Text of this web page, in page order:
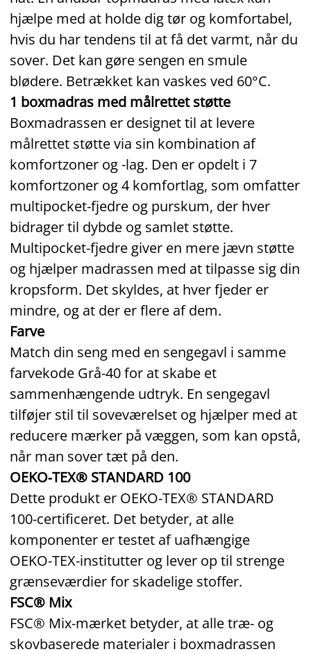
hjælpe med at holde dig tør og komfortabel,
hvis du har tendens til at få det varmt, når du
sover. Det kan gøre sengen en smule
blødere. Betrækket kan vaskes ved 60°C.
1 boxmadras med målrettet støtte
Boxmadrassen er designet til at levere
målrettet støtte via sin kombination af
komfortzoner og -lag. Den er opdelt i 7
komfortzoner og 4 komfortlag, som omfatter
multipocket‑fjedre og purskum, der hver
bidrager til dybde og samlet støtte.
Multipocket‑fjedre giver en mere jævn støtte
og hjælper madrassen med at tilpasse sig din
kropsform. Det skyldes, at hver fjeder er
mindre, og at der er flere af dem.
Farve
Match din seng med en sengegavl i samme
farvekode Grå‑40 for at skabe et
sammenhængende udtryk. En sengegavl
tilføjer stil til soveværelset og hjælper med at
reducere mærker på væggen, som kan opstå,
når man sover tæt på den.
OEKO‑TEX® STANDARD 100
Dette produkt er OEKO‑TEX® STANDARD
100‑certificeret. Det betyder, at alle
komponenter er testet af uafhængige
OEKO‑TEX‑institutter og lever op til strenge
grænseværdier for skadelige stoffer.
FSC® Mix
FSC® Mix‑mærket betyder, at alle træ‑ og
skovbaserede materialer i boxmadrassen